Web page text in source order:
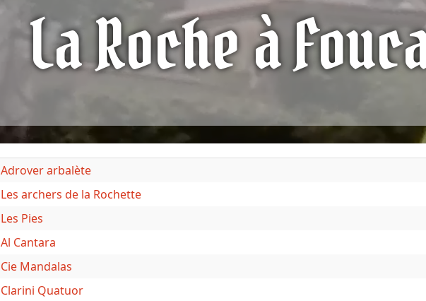
La Roche à
Adrover arbalète
Les archers de la Rochette
Les Pies
Al Cantara
Cie Mandalas
Clarini Quatuor